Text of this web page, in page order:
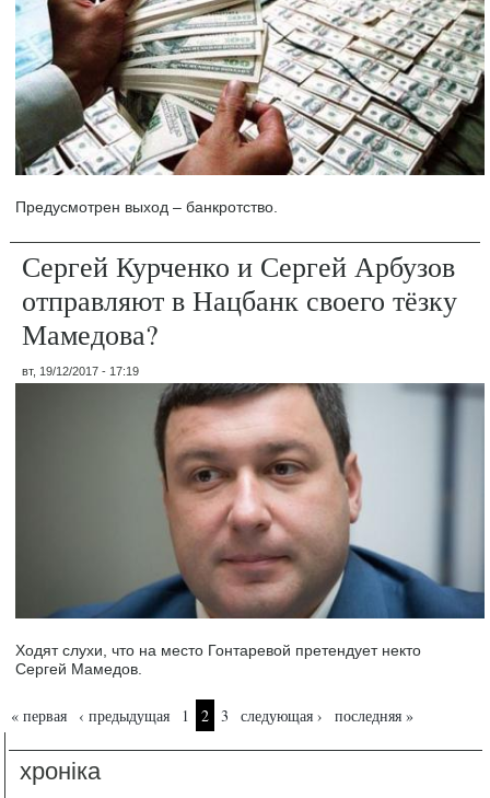
Предусмотрен выход – банкротство.
Сергей Курченко и Сергей Арбузов
отправляют в Нацбанк своего тёзку
Мамедова?
вт, 19/12/2017 - 17:19
Ходят слухи, что на место Гонтаревой претендует некто
Сергей Мамедов.
Страницы
« первая ‹ предыдущая 1 2 3 следующая › последняя »
хроніка